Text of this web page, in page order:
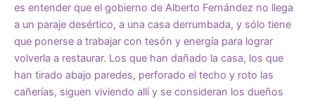
es entender que el gobierno de Alberto Fernández no llega
a un paraje desértico, a una casa derrumbada, y sólo tiene
que ponerse a trabajar con tesón y energía para lograr
volverla a restaurar. Los que han dañado la casa, los que
han tirado abajo paredes, perforado el techo y roto las
cañerías, siguen viviendo allí y se consideran los dueños